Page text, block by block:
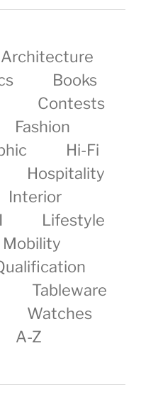
Architecture
Books
Contests
Fashion
Hi-Fi
Hospitality
Interior
Lifestyle
Mobility
Tableware
Watches
A-Z